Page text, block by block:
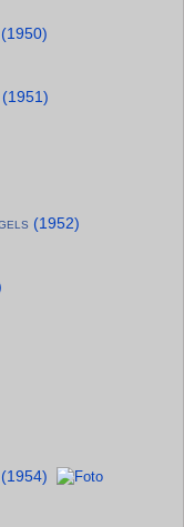
(1950)
(1951)
(1952)
(1954)